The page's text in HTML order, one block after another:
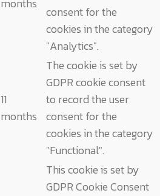
months
consent for the
cookies in the category
"Analytics".
11
months
The cookie is set by
GDPR cookie consent
to record the user
consent for the
cookies in the category
"Functional".
This cookie is set by
GDPR Cookie Consent